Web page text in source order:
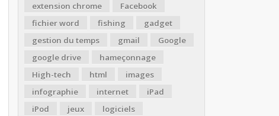
extension chrome
Facebook
fichier word
fishing
gadget
gestion du temps
gmail
Google
google drive
hameçonnage
High-tech
html
images
infographie
internet
iPad
iPod
jeux
logiciels